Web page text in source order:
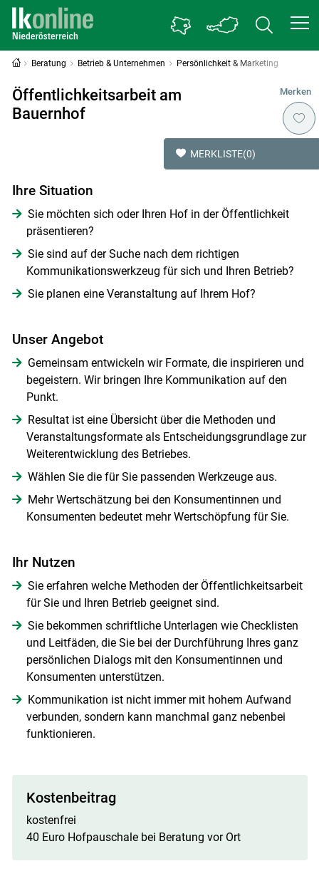
Skip to main content
Beratung Betrieb & Unternehmen Persönlichkeit & Marketing
Merken
Öffentlichkeitsarbeit am
Bauernhof
MERKLISTE(0)
Ihre Situation
Sie möchten sich oder Ihren Hof in der Öffentlichkeit
präsentieren?
Sie sind auf der Suche nach dem richtigen
Kommunikationswerkzeug für sich und Ihren Betrieb?
Sie planen eine Veranstaltung auf Ihrem Hof?
Unser Angebot
Gemeinsam entwickeln wir Formate, die inspirieren und
begeistern. Wir bringen Ihre Kommunikation auf den
Punkt.
Resultat ist eine Übersicht über die Methoden und
Veranstaltungsformate als Entscheidungsgrundlage zur
Weiterentwicklung des Betriebes.
Wählen Sie die für Sie passenden Werkzeuge aus.
Mehr Wertschätzung bei den Konsumentinnen und
Konsumenten bedeutet mehr Wertschöpfung für Sie.
Ihr Nutzen
Sie erfahren welche Methoden der Öffentlichkeitsarbeit
für Sie und Ihren Betrieb geeignet sind.
Sie bekommen schriftliche Unterlagen wie Checklisten
und Leitfäden, die Sie bei der Durchführung Ihres ganz
persönlichen Dialogs mit den Konsumentinnen und
Konsumenten unterstützen.
Kommunikation ist nicht immer mit hohem Aufwand
verbunden, sondern kann manchmal ganz nebenbei
funktionieren.
Kostenbeitrag
kostenfrei
40 Euro Hofpauschale bei Beratung vor Ort